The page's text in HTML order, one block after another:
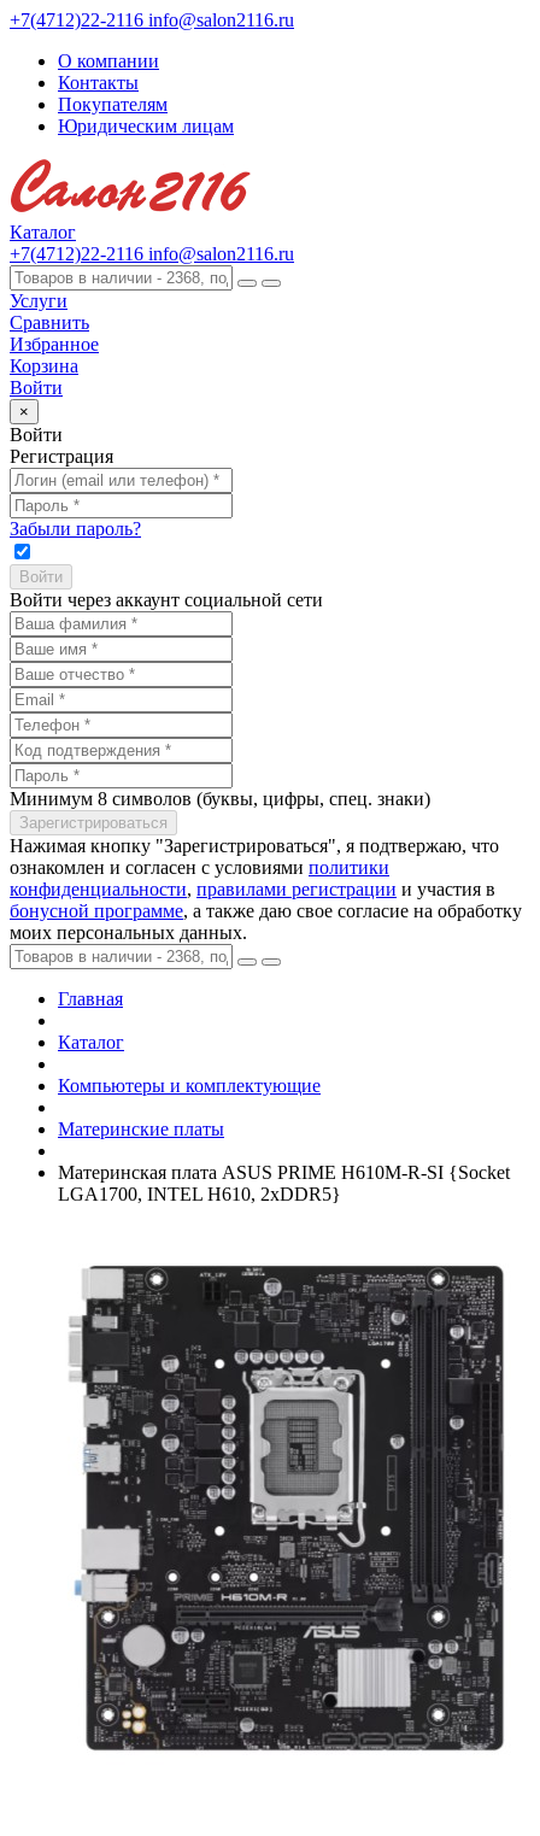
+7(4712)22-2116 info@salon2116.ru
О компании
Контакты
Покупателям
Юридическим лицам
Каталог
+7(4712)22-2116 info@salon2116.ru
Услуги
Сравнить
Избранное
Корзина
Войти
×
Войти
Регистрация
Забыли пароль?
Войти через аккаунт социальной сети
Минимум 8 символов (буквы, цифры, спец. знаки)
Нажимая кнопку "Зарегистрироваться", я подтвержаю, что
ознакомлен и согласен с условиями политики
конфиденциальности, правилами регистрации и участия в
бонусной программе, а также даю свое согласие на обработку
моих персональных данных.
Главная
Каталог
Компьютеры и комплектующие
Материнские платы
Материнская плата ASUS PRIME H610M-R-SI {Socket
LGA1700, INTEL H610, 2xDDR5}